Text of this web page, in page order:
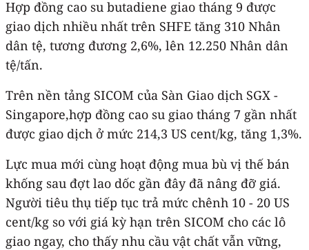
Hợp đồng cao su butadiene giao tháng 9 được
giao dịch nhiều nhất trên SHFE tăng 310 Nhân
dân tệ, tương đương 2,6%, lên 12.250 Nhân dân
tệ/tấn.
Trên nền tảng SICOM của Sàn Giao dịch SGX -
Singapore,hợp đồng cao su giao tháng 7 gần nhất
được giao dịch ở mức 214,3 US cent/kg, tăng 1,3%.
Lực mua mới cùng hoạt động mua bù vị thế bán
khống sau đợt lao dốc gần đây đã nâng đỡ giá.
Người tiêu thụ tiếp tục trả mức chênh 10 - 20 US
cent/kg so với giá kỳ hạn trên SICOM cho các lô
giao ngay, cho thấy nhu cầu vật chất vẫn vững,